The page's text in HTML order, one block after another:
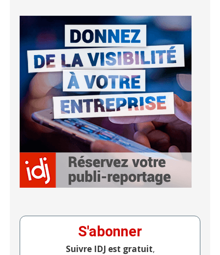
S'abonner
Suivre IDJ est gratuit,